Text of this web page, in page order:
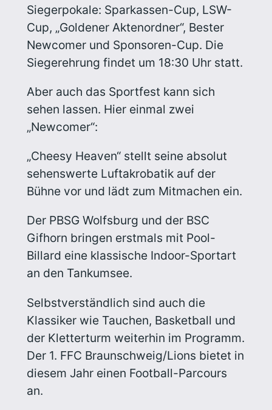
Siegerpokale: Sparkassen-Cup, LSW-
Cup, „Goldener Aktenordner“, Bester
Newcomer und Sponsoren-Cup. Die
Siegerehrung findet um 18:30 Uhr statt.
Aber auch das Sportfest kann sich
sehen lassen. Hier einmal zwei
„Newcomer“:
„Cheesy Heaven“ stellt seine absolut
sehenswerte Luftakrobatik auf der
Bühne vor und lädt zum Mitmachen ein.
Der PBSG Wolfsburg und der BSC
Gifhorn bringen erstmals mit Pool-
Billard eine klassische Indoor-Sportart
an den Tankumsee.
Selbstverständlich sind auch die
Klassiker wie Tauchen, Basketball und
der Kletterturm weiterhin im Programm.
Der 1. FFC Braunschweig/Lions bietet in
diesem Jahr einen Football-Parcours
an.